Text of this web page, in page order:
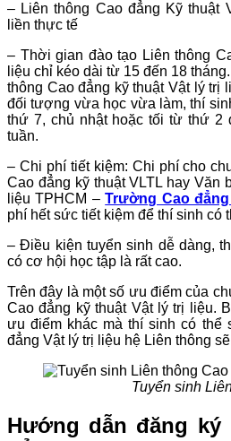
– Liên thông Cao đẳng Kỹ thuật
liền thực tế
– Thời gian đào tạo Liên thông
liệu chỉ kéo dài từ 15 đến 18
thông Cao đẳng kỹ thuật Vật lý trị
đối tượng vừa học vừa làm, thí
thứ 7, chủ nhật hoặc tối từ thứ 2
tuần.
– Chi phí tiết kiệm: Chi phí cho
Cao đẳng kỹ thuật VLTL hay Văn
liệu TPHCM –Trường Cao
phí hết sức tiết kiệm để thí sinh có
– Điều kiện tuyển sinh dễ dàng,
có cơ hội học tập là rất cao.
Trên đây là một số ưu điểm của
Cao đẳng kỹ thuật Vật lý trị liệu.
ưu điểm khác mà thí sinh có thể
đẳng Vật lý trị liệu hệ Liên thông
Tuyển sinh
Hướng dẫn đăng ký